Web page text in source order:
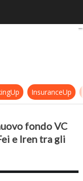
Ventures,
InsuranceUp
fondo VC
e Iren tra gli